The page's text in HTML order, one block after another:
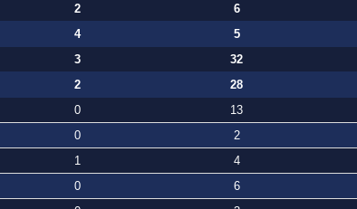
2 6
4 5
3 32
2 28
0 13
0 2
1 4
0 6